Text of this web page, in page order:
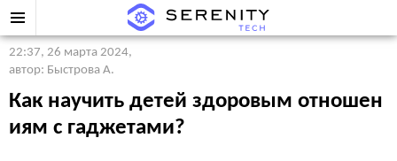
22:37, 26 марта 2024,
автор: Быстрова А.
Как научить детей здоровым отношен
иям с гаджетами?